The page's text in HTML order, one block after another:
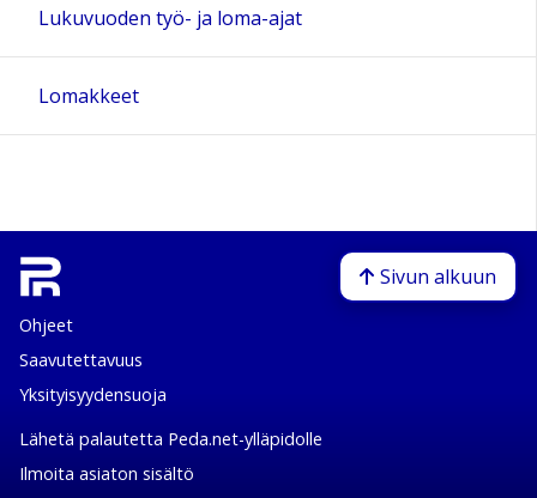
Lukuvuoden työ- ja loma-ajat
Lomakkeet
Ohjeet
Saavutettavuus
Yksityisyydensuoja
Lähetä palautetta Peda.net-ylläpidolle
Ilmoita asiaton sisältö
Sivun alkuun